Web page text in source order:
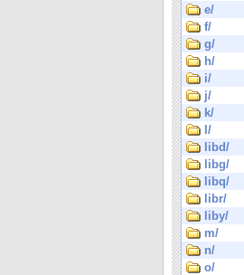
e/
f/
g/
h/
i/
j/
k/
l/
libd/
libg/
libq/
libr/
liby/
m/
n/
o/